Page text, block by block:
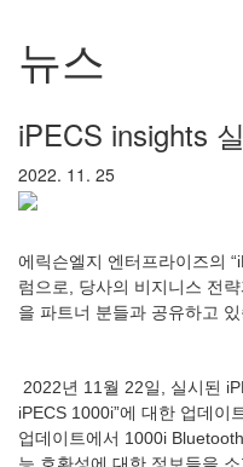
뉴스
iPECS insights
2022. 11. 25
에릭슨엘지 엔터프라이즈의
럼으로, 당사의 비지니스 전
을 파트너 분들과 공유하고 있
2022년 11월 22일, 실시된
iPECS 1000i”에 대한 업데이
업데이트에서 1000i